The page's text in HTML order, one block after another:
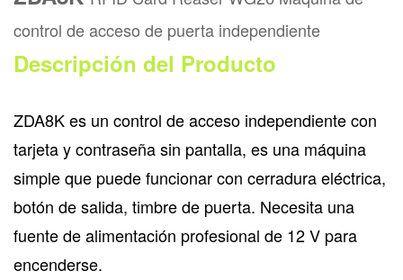
control de acceso de puerta independiente
Descripción del Producto
ZDA8K es un control de acceso independiente con
tarjeta y contraseña sin pantalla, es una máquina
simple que puede funcionar con cerradura eléctrica,
botón de salida, timbre de puerta. Necesita una
fuente de alimentación profesional de 12 V para
encenderse.